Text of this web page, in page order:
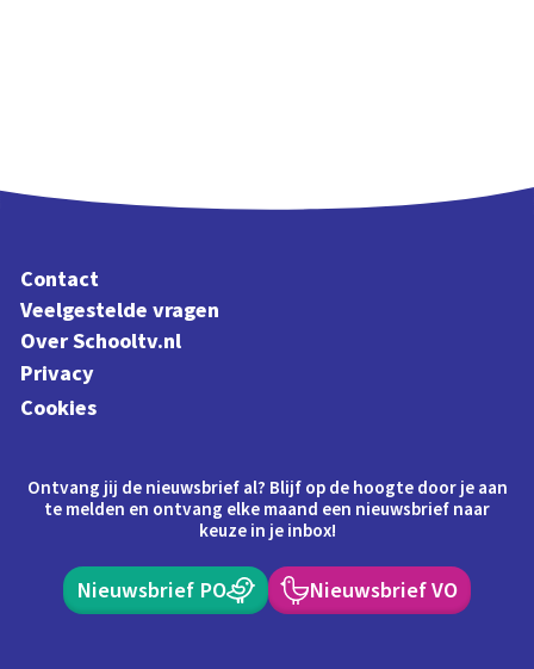
Contact
Veelgestelde vragen
Over Schooltv.nl
Privacy
Cookies
Ontvang jij de nieuwsbrief al? Blijf op de hoogte door je aan
te melden en ontvang elke maand een nieuwsbrief naar
keuze in je inbox!
Nieuwsbrief PO Nieuwsbrief VO